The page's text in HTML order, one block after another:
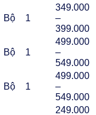
Bộ 1
349.000
–
399.000
Bộ 1
499.000
–
549.000
Bộ 1
499.000
–
549.000
249.000